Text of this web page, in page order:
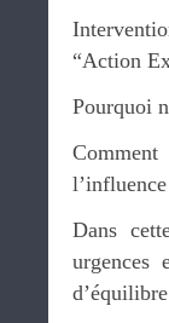
“Action
Pourquoi
Dans
urgences